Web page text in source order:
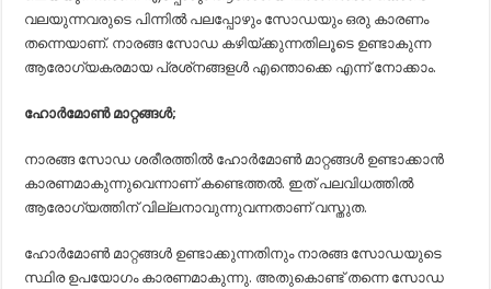
വലയുന്നവരുടെ പിന്നില്‍ പലപ്പോഴും സോഡയും ഒരു കാരണം
തന്നെയാണ്. നാരങ്ങ സോഡ കഴിയ്ക്കുന്നതിലൂടെ ഉണ്ടാകുന്ന
ആരോഗ്യകരമായ പ്രശ്‌നങ്ങളള്‍ എന്തൊക്കെ എന്ന് നോക്കാം.
ഹോര്‍മോണ്‍ മാറ്റങ്ങള്‍;
നാരങ്ങ സോഡ ശരീരത്തില്‍ ഹോര്‍മോണ്‍ മാറ്റങ്ങള്‍ ഉണ്ടാക്കാന്‍
കാരണമാകുന്നുവെന്നാണ് കണ്ടെത്തല്‍. ഇത് പലവിധത്തില്‍
ആരോഗ്യത്തിന് വില്ലനാവുന്നുവന്നതാണ് വസ്തുത.
ഹോര്‍മോണ്‍ മാറ്റങ്ങള്‍ ഉണ്ടാക്കുന്നതിനും നാരങ്ങ സോഡയുടെ
സ്ഥിര ഉപയോഗം കാരണമാകുന്നു. അതുകൊണ്ട് തന്നെ സോഡ